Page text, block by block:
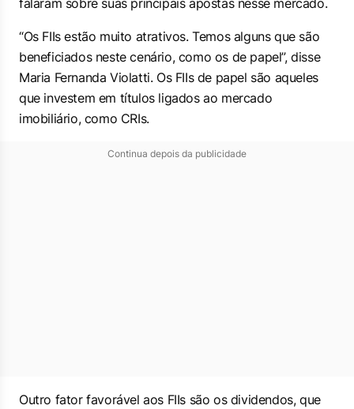
falaram sobre suas principais apostas nesse mercado.
“Os FIIs estão muito atrativos. Temos alguns que são
beneficiados neste cenário, como os de papel”, disse
Maria Fernanda Violatti. Os FIIs de papel são aqueles
que investem em títulos ligados ao mercado
imobiliário, como CRIs.
Continua depois da publicidade
Outro fator favorável aos FIIs são os dividendos, que